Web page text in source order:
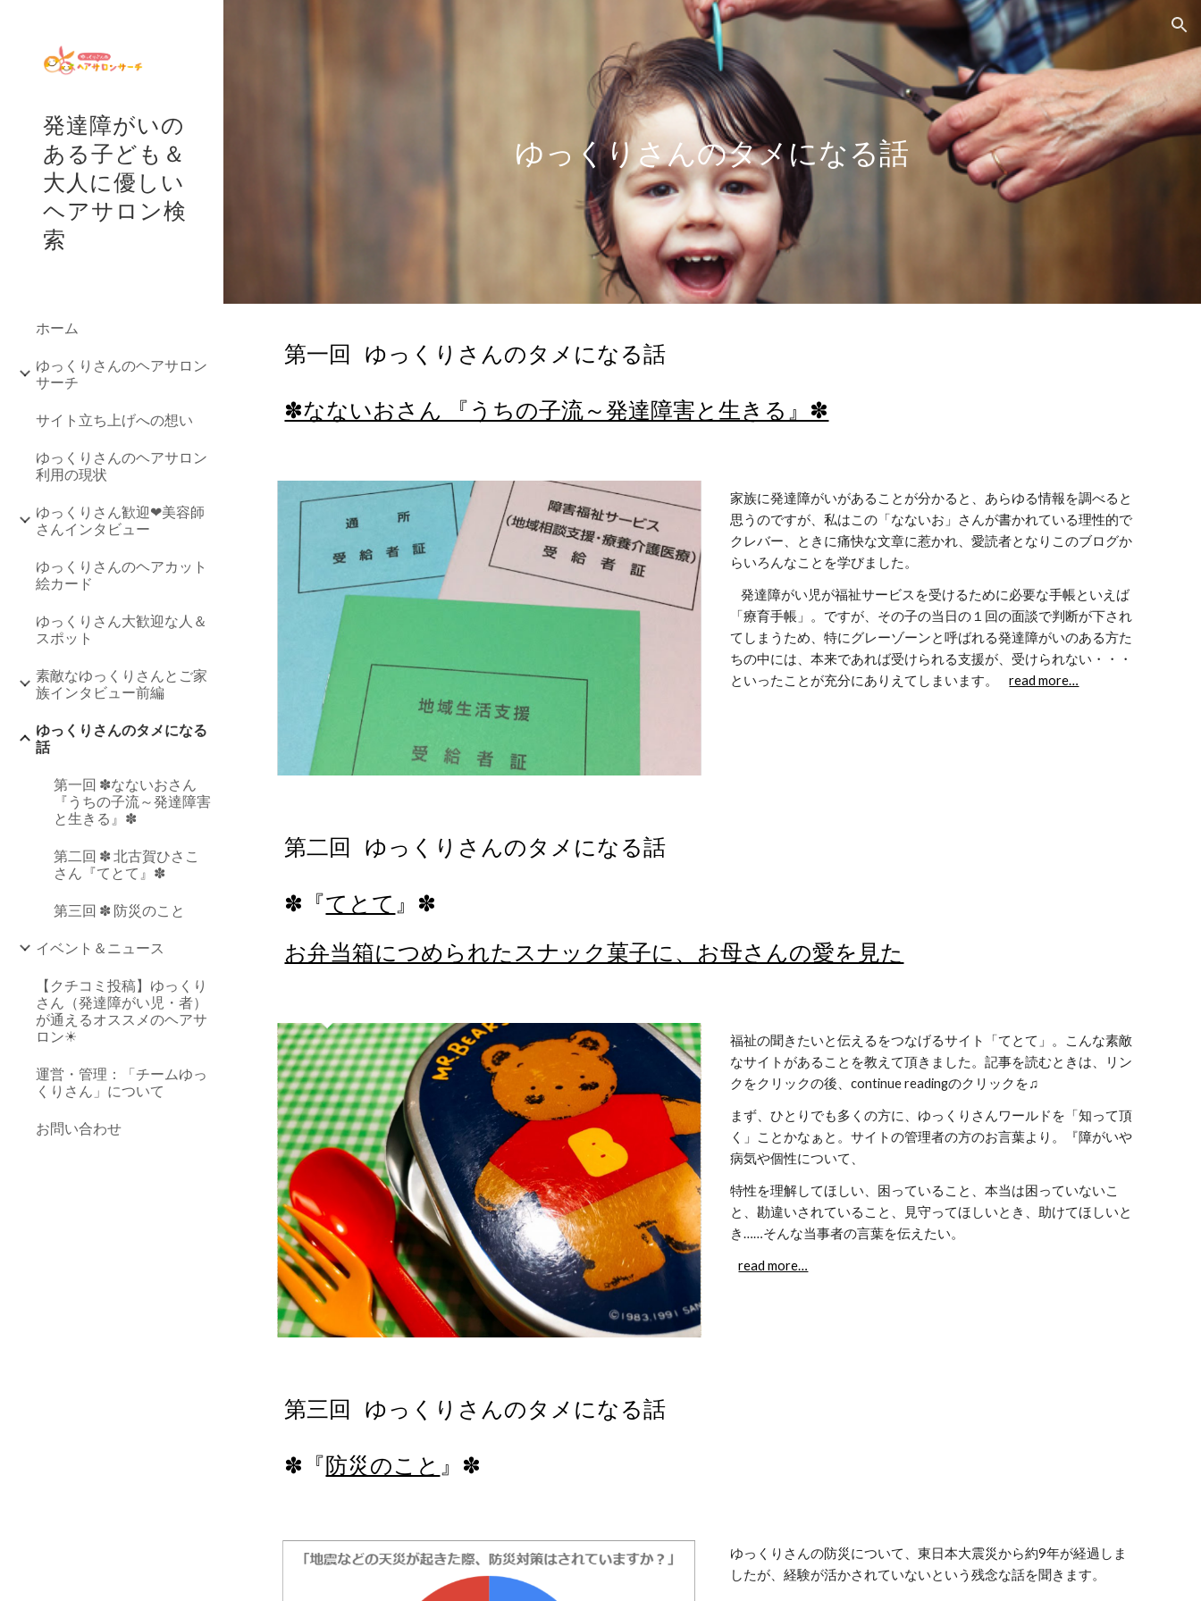
Skip to navigation
発達障がいの
ある子ども＆
大人に優しい
ヘアサロン検
索
ホーム
ゆっくりさんのヘアサロン
サーチ
サイト立ち上げへの想い
ゆっくりさんのヘアサロン
利用の現状
ゆっくりさん歓迎❤美容師
さんインタビュー
ゆっくりさんのヘアカット
絵カード
ゆっくりさん大歓迎な人＆
スポット
素敵なゆっくりさんとご家
族インタビュー前編
ゆっくりさんのタメになる
話
第一回 ✽なないおさん
『うちの子流～発達障害
と生きる』✽
第二回 ✽ 北古賀ひさこ
さん『てとて』✽
第三回 ✽ 防災のこと
イベント＆ニュース
【クチコミ投稿】ゆっくり
さん（発達障がい児・者）
が通えるオススメのヘアサ
ロン☀
運営・管理：「チームゆっ
くりさん」について
お問い合わせ
ゆっくりさんのタメになる話
第一回   ゆっくりさんのタメになる話
✽なないおさん 『うちの子流～発達障害と生きる』✽
家族に発達障がいがあることが分かると、あらゆる情報を調べると
思うのですが、私はこの「なないお」さんが書かれている理性的で
クレバー、ときに痛快な文章に惹かれ、愛読者となりこのブログか
らいろんなことを学びました。
    発達障がい児が福祉サービスを受けるために必要な手帳といえば
「療育手帳」。ですが、その子の当日の１回の面談で判断が下され
てしまうため、特にグレーゾーンと呼ばれる発達障がいのある方た
ちの中には、本来であれば受けられる支援が、受けられない・・・
といったことが充分にありえてしまいます。 read more…
第二回   ゆっくりさんのタメになる話
✽『てとて 』✽
お弁当箱につめられたスナック菓子に、お母さんの愛を見た
福祉の聞きたいと伝えるをつなげるサイト「てとて」。こんな素敵
なサイトがあることを教えて頂きました。記事を読むときは、リン
クをクリックの後、continue readingのクリックを♫
まず、ひとりでも多くの方に、ゆっくりさんワールドを「知って頂
く」ことかなぁと。サイトの管理者の方のお言葉より。『障がいや
病気や個性について、
特性を理解してほしい、困っていること、本当は困っていないこ
と、勘違いされていること、見守ってほしいとき、助けてほしいと
き……そんな当事者の言葉を伝えたい。
read more…
第三回   ゆっくりさんのタメになる話
✽『防災のこと 』✽
ゆっくりさんの防災について、東日本大震災から約9年が経過しま
したが、経験が活かされていないという残念な話を聞きます。